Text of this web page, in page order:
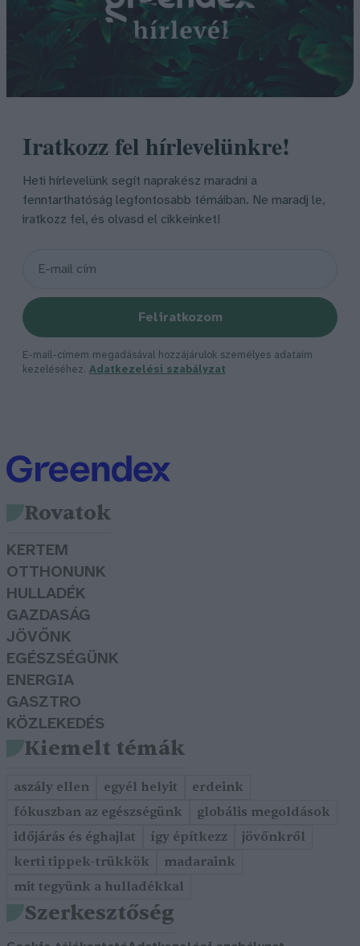
Iratkozz fel hírlevelünkre!
Heti hírlevelünk segít naprakész maradni a
fenntarthatóság legfontosabb témáiban. Ne maradj le,
iratkozz fel, és olvasd el cikkeinket!
Feliratkozom
E-mail-címem megadásával hozzájárulok személyes adataim
kezeléséhez. Adatkezelési szabályzat
Rovatok
KERTEM
OTTHONUNK
HULLADÉK
GAZDASÁG
JÖVŐNK
EGÉSZSÉGÜNK
ENERGIA
GASZTRO
KÖZLEKEDÉS
Kiemelt témák
aszály ellen egyél helyit
erdeink
fókuszban az egészségünk
globális megoldások
időjárás és éghajlat
így építkezz
jövőnkről
kerti tippek-trükkök
madaraink
mit tegyünk a hulladékkal
Szerkesztőség